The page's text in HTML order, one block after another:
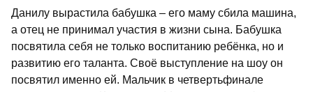
Данилу вырастила бабушка – его маму сбила машина,
а отец не принимал участия в жизни сына. Бабушка
посвятила себя не только воспитанию ребёнка, но и
развитию его таланта. Своё выступление на шоу он
посвятил именно ей. Мальчик в четвертьфинале